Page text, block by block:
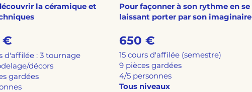
la céramique et
€
d'affilée : 3 tournage
décors
gardées
Pour façonner à son rythme en se
laissant porter par son imaginaire
650 €
15 cours d'affilée (semestre)
9 pièces gardées
4/5 personnes
Tous niveaux